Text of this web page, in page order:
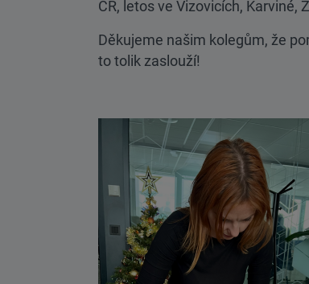
ČR, letos ve Vizovicích, Karviné,
Děkujeme našim kolegům, že
to tolik zaslouží!